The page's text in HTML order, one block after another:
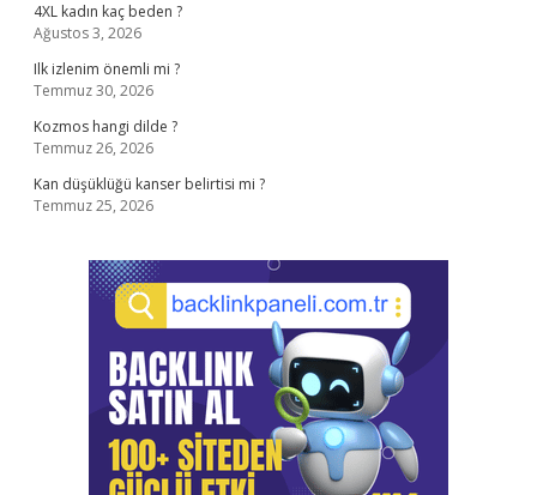
4XL kadın kaç beden ?
Ağustos 3, 2026
Ilk izlenim önemli mi ?
Temmuz 30, 2026
Kozmos hangi dilde ?
Temmuz 26, 2026
Kan düşüklüğü kanser belirtisi mi ?
Temmuz 25, 2026